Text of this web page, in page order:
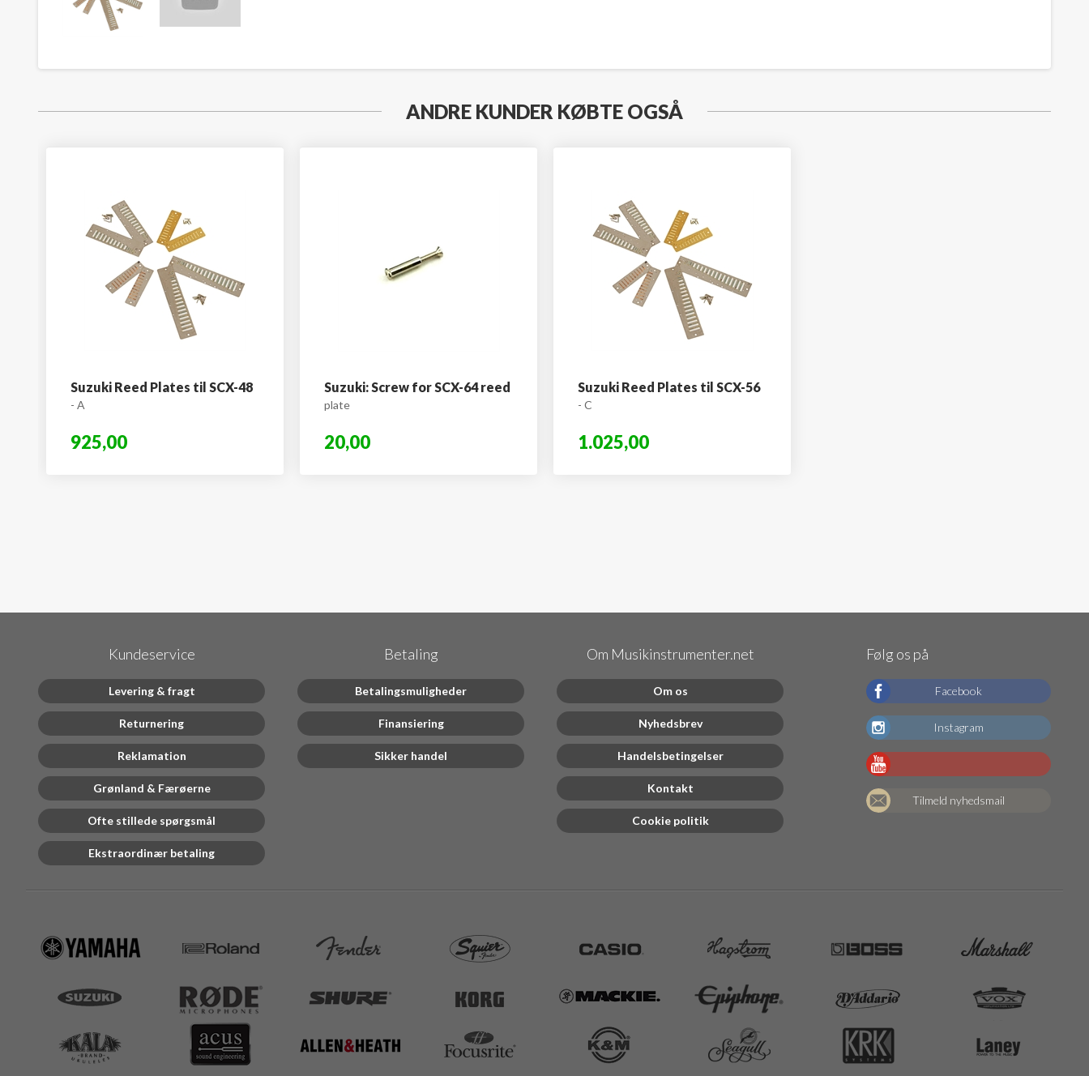
ANDRE KUNDER KØBTE OGSÅ
Suzuki Reed Plates til SCX-48
- A
925,00
Suzuki: Screw for SCX-64 reed
plate
20,00
Suzuki Reed Plates til SCX-56
- C
1.025,00
Kundeservice
Levering & fragt
Returnering
Reklamation
Grønland & Færøerne
Ofte stillede spørgsmål
Ekstraordinær betaling
Betaling
Betalingsmuligheder
Finansiering
Sikker handel
Om Musikinstrumenter.net
Om os
Nyhedsbrev
Handelsbetingelser
Kontakt
Cookie politik
Følg os på
Facebook
Instagram
Tilmeld nyhedsmail